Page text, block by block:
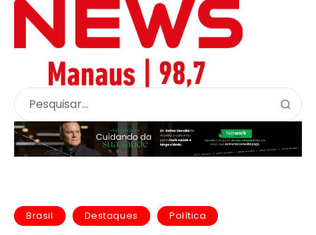
Brasil Destaques Política